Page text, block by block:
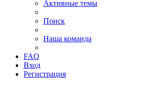
Активные темы
Поиск
Наша команда
FAQ
Вход
Регистрация